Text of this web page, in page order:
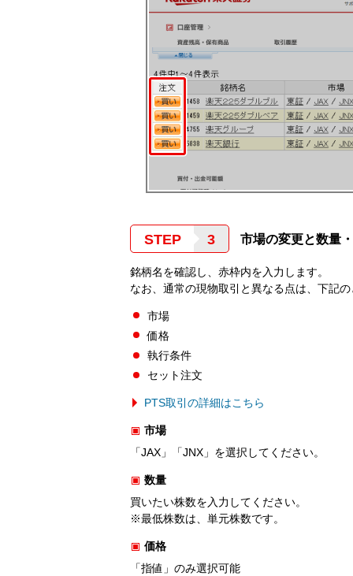
STEP 市場の変更と数量
銘柄名を確認し、赤枠内を入力します。
なお、通常の現物取引と異なる点は、下記
市場
価格
執行条件
セット注文
PTS取引の詳細はこちら
市場
「JAX」「JNX」を選択してください。
数量
買いたい株数を入力してください。
※最低株数は、単元株数です。
価格
「指値」のみ選択可能